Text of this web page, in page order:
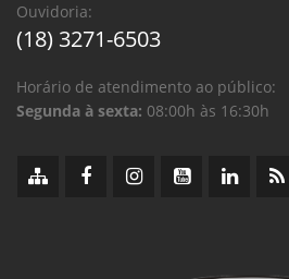
Ouvidoria:
(18) 3271-6503
Horário de atendimento ao público:
Segunda à sexta: 08:00h às 16:30h